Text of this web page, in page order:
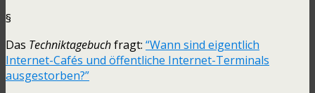
§
Das Techniktagebuchfragt: “Wann sind eigentlich
Internet-Cafés und öffentliche Internet-Terminals
ausgestorben?”